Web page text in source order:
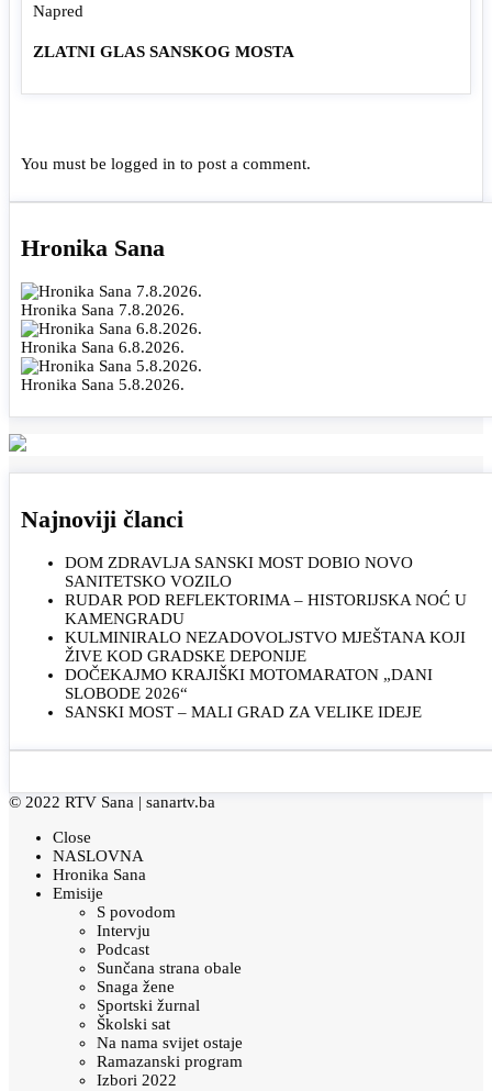
Napred
ZLATNI GLAS SANSKOG MOSTA
You must be logged in to post a comment.
Hronika Sana
Hronika Sana 7.8.2026.
Hronika Sana 6.8.2026.
Hronika Sana 5.8.2026.
Najnoviji članci
DOM ZDRAVLJA SANSKI MOST DOBIO NOVO
SANITETSKO VOZILO
RUDAR POD REFLEKTORIMA – HISTORIJSKA NOĆ U
KAMENGRADU
KULMINIRALO NEZADOVOLJSTVO MJEŠTANA KOJI
ŽIVE KOD GRADSKE DEPONIJE
DOČEKAJMO KRAJIŠKI MOTOMARATON „DANI
SLOBODE 2026“
SANSKI MOST – MALI GRAD ZA VELIKE IDEJE
© 2022 RTV Sana | sanartv.ba
Close
NASLOVNA
Hronika Sana
Emisije
S povodom
Intervju
Podcast
Sunčana strana obale
Snaga žene
Sportski žurnal
Školski sat
Na nama svijet ostaje
Ramazanski program
Izbori 2022